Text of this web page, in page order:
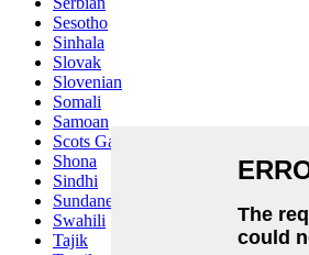
Sesotho
Sinhala
Slovak
Slovenian
Somali
Samoan
Scots Gaelic
Shona
Sindhi
Sundanese
Swahili
Tajik